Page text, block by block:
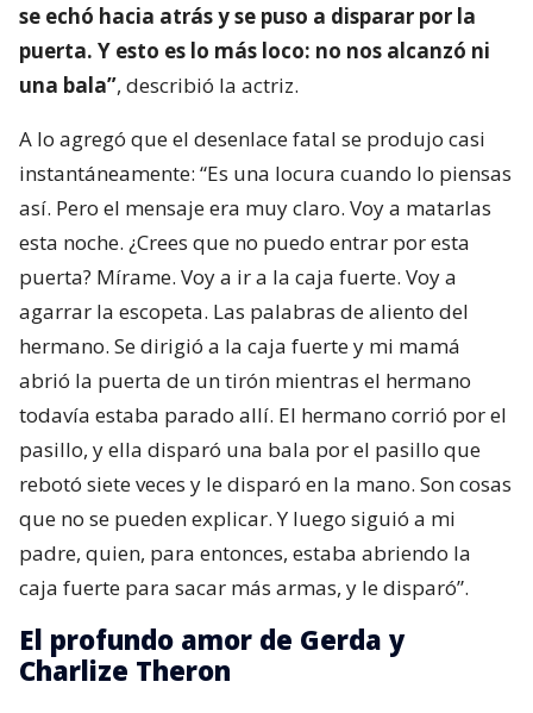
se echó hacia atrás y se puso a disparar por la
puerta. Y esto es lo más loco: no nos alcanzó ni
una bala”, describió la actriz.
A lo agregó que el desenlace fatal se produjo casi
instantáneamente: “Es una locura cuando lo piensas
así. Pero el mensaje era muy claro. Voy a matarlas
esta noche. ¿Crees que no puedo entrar por esta
puerta? Mírame. Voy a ir a la caja fuerte. Voy a
agarrar la escopeta. Las palabras de aliento del
hermano. Se dirigió a la caja fuerte y mi mamá
abrió la puerta de un tirón mientras el hermano
todavía estaba parado allí. El hermano corrió por el
pasillo, y ella disparó una bala por el pasillo que
rebotó siete veces y le disparó en la mano. Son cosas
que no se pueden explicar. Y luego siguió a mi
padre, quien, para entonces, estaba abriendo la
caja fuerte para sacar más armas, y le disparó”.
El profundo amor de Gerda y
Charlize Theron